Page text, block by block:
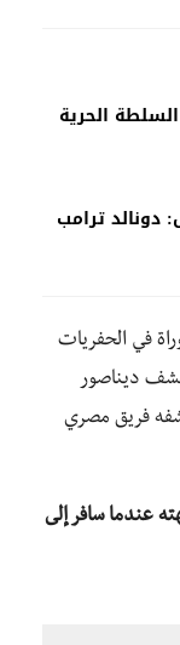
الحرية
دونالد ترامب
في الحفريات
ديناصور
فريق مصري
عندما سافر إلى